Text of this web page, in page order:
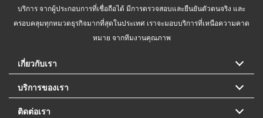
บริการ จากผู้ประกอบการที่เชื่อถือได้ มีการตรวจสอบและยืนยันตัวตนจริง และ
ครอบคลุมทุกหมวดธุรกิจมากที่สุดในประเทศ เราจะมอบบริการที่เหนือความคาด
หมาย จากทีมงานคุณภาพ
เกี่ยวกับเรา
บริการของเรา
ติดต่อเรา